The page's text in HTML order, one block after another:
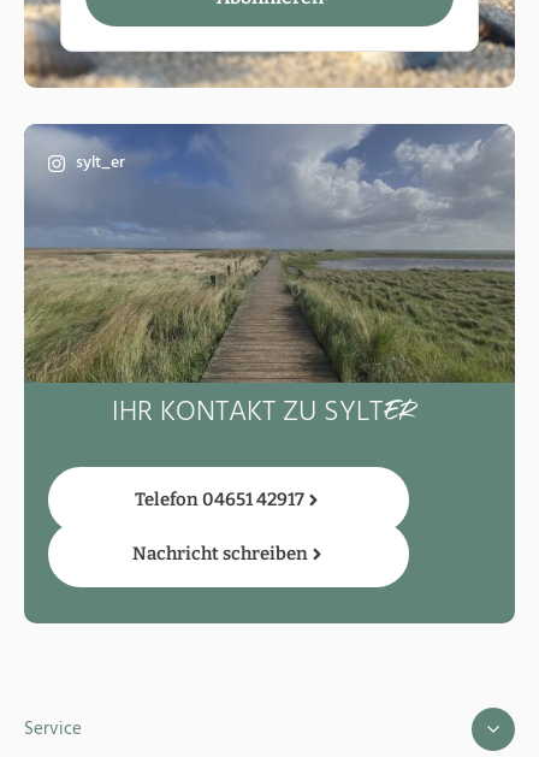
sylt_er
IHR KONTAKT ZU SYLT
Telefon 04651 42917
Nachricht schreiben
Service